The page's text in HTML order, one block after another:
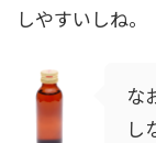
しやすいしね。
な
し